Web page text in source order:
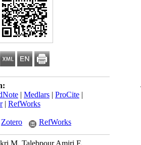
| Medlars | ProCite |
| RefWorks
Zotero RefWorks
M, Talebpour Amiri F,